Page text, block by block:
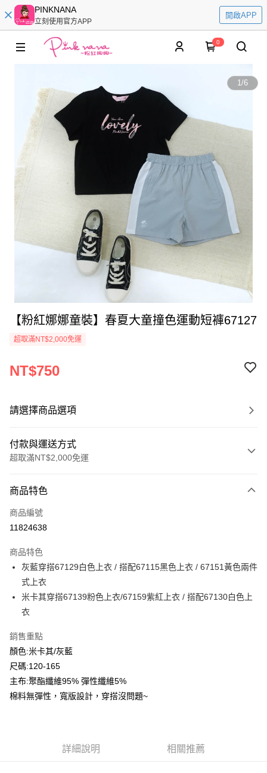
PINKNANA
立刻使用官方APP
開啟APP
0
1/6
【粉紅娜娜童裝】春夏大童撞色運動短褲67127
超取滿NT$2,000免運
NT$750
請選擇商品選項
付款與運送方式
超取滿NT$2,000免運
信用卡一次付款
超商取貨付款
Apple Pay
Google Pay
ATM付款
運送方式
全家付款取貨
每筆NT$80，滿NT$2,000(含以上)免運費
付款後全家取貨
每筆NT$80，滿NT$2,000(含以上)免運費
商品特色
商品編號
11824638
商品特色
灰藍穿搭67129白色上衣 / 搭配67115黑色上衣 / 67151黃色兩件
式上衣
米卡其穿搭67139粉色上衣/67159紫紅上衣 / 搭配67130白色上
衣
銷售重點
顏色:米卡其/灰藍
尺碼:120-165
主布:聚酯纖維95% 彈性纖維5%
棉料無彈性，寬版設計，穿搭沒問題~
詳細說明 相關推薦